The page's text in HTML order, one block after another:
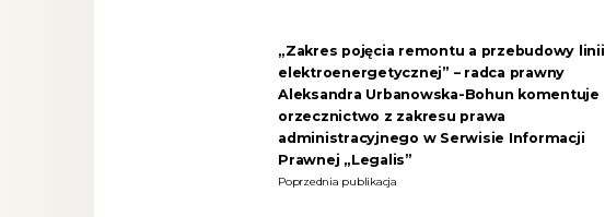
„Zakres pojęcia remontu a przebudowy linii
elektroenergetycznej” – radca prawny
Aleksandra Urbanowska-Bohun komentuje
orzecznictwo z zakresu prawa
administracyjnego w Serwisie Informacji
Prawnej „Legalis”
Poprzednia publikacja